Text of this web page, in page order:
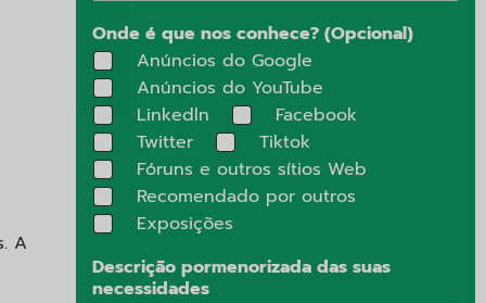
A
Onde é que nos conhece? (Opcional)
Anúncios do Google
Anúncios do YouTube
Linkedln
Facebook
Twitter
Tiktok
Fóruns e outros sítios Web
Recomendado por outros
Exposições
Descrição pormenorizada das suas
necessidades